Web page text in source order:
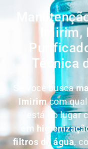
Técnica
Se você busca
Imirimcom
está no lugar
em
filtros de água,